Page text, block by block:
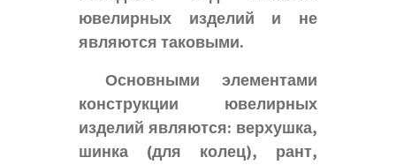
ювелирных изделий и не
являются таковыми.
Основными элементами
конструкции ювелирных
изделий являются: верхушка,
шинка (для колец), рант,